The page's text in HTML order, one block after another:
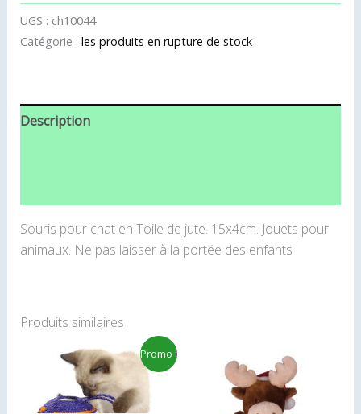
UGS : ch10044
Catégorie : les produits en rupture de stock
Description
Souris pour chat en Toile de jute. 15x4cm. Jouets pour
animaux. Ne pas laisser à la portée des enfants
Produits similaires
Promo !
prix
initial
était :
11.90€.
Le
prix
actuel
est :
7.00€.
Ce
produit